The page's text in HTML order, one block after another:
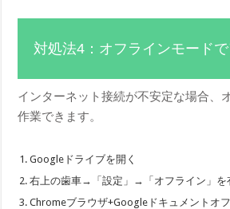
対処法4：オフラインモード
インターネット接続が不安定な場合、
作業できます。
Googleドライブを開く
右上の歯車→「設定」→「オフライン」を
Chromeブラウザ+Googleドキュメントオ